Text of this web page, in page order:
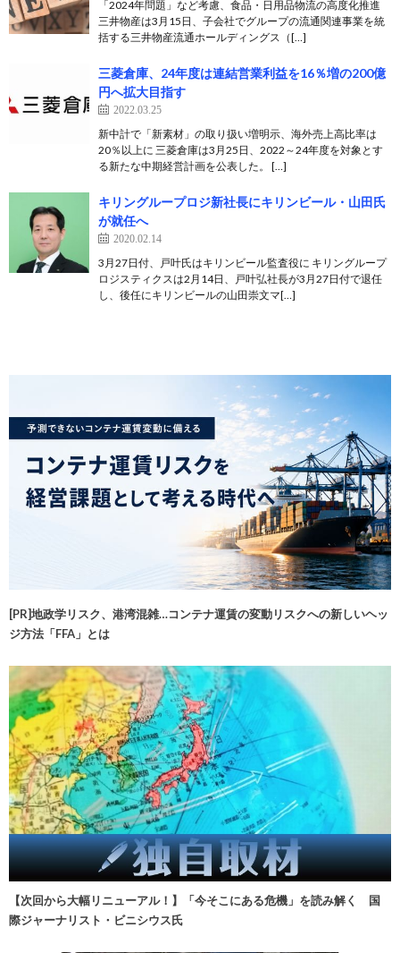
「2024年問題」など考慮、食品・日用品物流の高度化推進
三井物産は3月15日、子会社でグループの流通関連事業を統
括する三井物産流通ホールディングス（[…]
三菱倉庫、24年度は連結営業利益を16％増の200億
円へ拡大目指す
2022.03.25
新中計で「新素材」の取り扱い増明示、海外売上高比率は
20％以上に 三菱倉庫は3月25日、2022～24年度を対象とす
る新たな中期経営計画を公表した。 […]
キリングループロジ新社長にキリンビール・山田氏
が就任へ
2020.02.14
3月27日付、戸叶氏はキリンビール監査役に キリングループ
ロジスティクスは2月14日、戸叶弘社長が3月27日付で退任
し、後任にキリンビールの山田崇文マ[…]
[PR]地政学リスク、港湾混雑…コンテナ運賃の変動リスクへの新しいヘッ
ジ方法「FFA」とは
【次回から大幅リニューアル！】「今そこにある危機」を読み解く 国
際ジャーナリスト・ビニシウス氏